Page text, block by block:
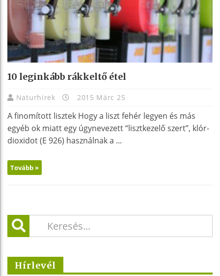
10 leginkább rákkeltő étel
Naturhirek 2015 Márc 25
A finomított lisztek Hogy a liszt fehér legyen és más
egyéb ok miatt egy úgynevezett “lisztkezelő szert”, klór-
dioxidot (E 926) használnak a ...
Tovább »
Hírlevél